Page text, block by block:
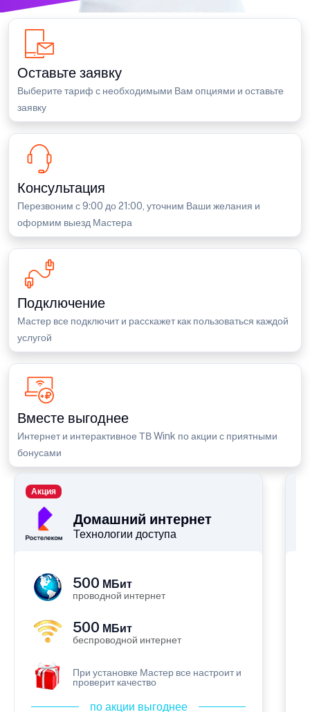
Оставьте заявку
Выберите тариф с необходимыми Вам опциями и оставьте
заявку
Консультация
Перезвоним с 9:00 до 21:00, уточним Ваши желания и
оформим выезд Мастера
Подключение
Мастер все подключит и расскажет как пользоваться каждой
услугой
Вместе выгоднее
Интернет и интерактивное ТВ Wink по акции с приятными
бонусами
Домашний интернет
Технологии доступа
Акция
500 МБит
проводной интернет
500 МБит
беспроводной интернет
При установке Мастер все настроит и
проверит качество
по акции выгоднее